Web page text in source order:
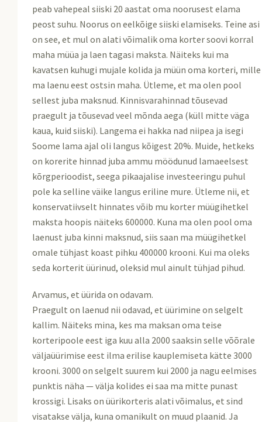
peab vahepeal siiski 20 aastat oma noorusest elama
peost suhu. Noorus on eelkõige siiski elamiseks. Teine asi
on see, et mul on alati võimalik oma korter soovi korral
maha müüa ja laen tagasi maksta. Näiteks kui ma
kavatsen kuhugi mujale kolida ja müün oma korteri, mille
ma laenu eest ostsin maha. Ütleme, et ma olen pool
sellest juba maksnud. Kinnisvarahinnad tõusevad
praegult ja tõusevad veel mõnda aega (küll mitte väga
kaua, kuid siiski). Langema ei hakka nad niipea ja isegi
Soome lama ajal oli langus kõigest 20%. Muide, hetkeks
on korerite hinnad juba ammu möödunud lamaeelsest
kõrgperioodist, seega pikaajalise investeeringu puhul
pole ka selline väike langus eriline mure. Ütleme nii, et
konservatiivselt hinnates võib mu korter müügihetkel
maksta hoopis näiteks 600000. Kuna ma olen pool oma
laenust juba kinni maksnud, siis saan ma müügihetkel
omale tühjast koast pihku 400000 krooni. Kui ma oleks
seda korterit üürinud, oleksid mul ainult tühjad pihud.
Arvamus, et üürida on odavam.
Praegult on laenud nii odavad, et üürimine on selgelt
kallim. Näiteks mina, kes ma maksan oma teise
korteripoole eest iga kuu alla 2000 saaksin selle võõrale
väljaüürimise eest ilma erilise kauplemiseta kätte 3000
krooni. 3000 on selgelt suurem kui 2000 ja nagu eelmises
punktis näha — välja kolides ei saa ma mitte punast
krossigi. Lisaks on üürikorteris alati võimalus, et sind
visatakse välja, kuna omanikult on muud plaanid. Ja